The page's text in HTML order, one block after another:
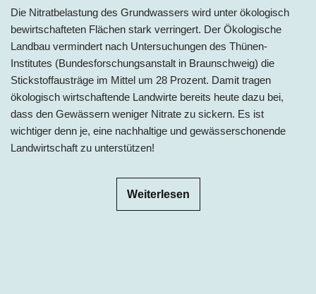
Die Nitratbelastung des Grundwassers wird unter ökologisch
bewirtschafteten Flächen stark verringert. Der Ökologische
Landbau vermindert nach Untersuchungen des Thünen-
Institutes (Bundesforschungsanstalt in Braunschweig) die
Stickstoffausträge im Mittel um 28 Prozent. Damit tragen
ökologisch wirtschaftende Landwirte bereits heute dazu bei,
dass den Gewässern weniger Nitrate zu sickern. Es ist
wichtiger denn je, eine nachhaltige und gewässerschonende
Landwirtschaft zu unterstützen!
Weiterlesen